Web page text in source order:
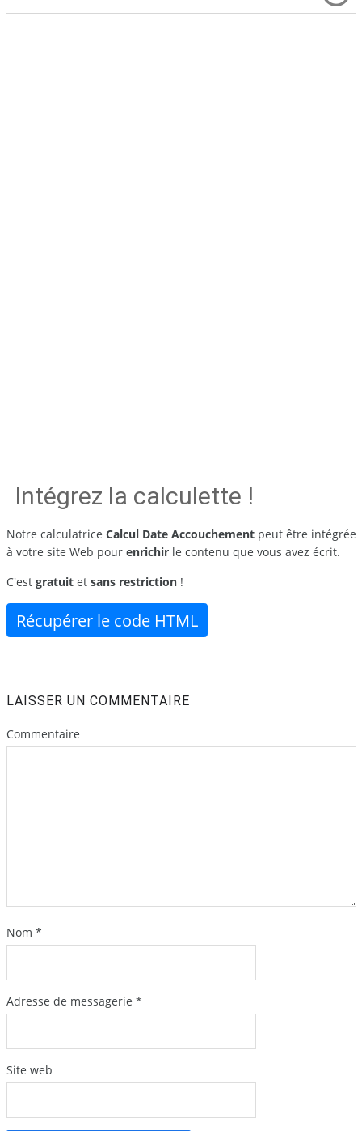
Intégrez la calculette !
Notre calculatrice Calcul Date Accouchementpeut être intégrée
à votre site Web pour enrichirle contenu que vous avez écrit.
C'est gratuitet sans restriction!
Récupérer le code HTML
LAISSER UN COMMENTAIRE
Commentaire
Nom *
Adresse de messagerie *
Site web